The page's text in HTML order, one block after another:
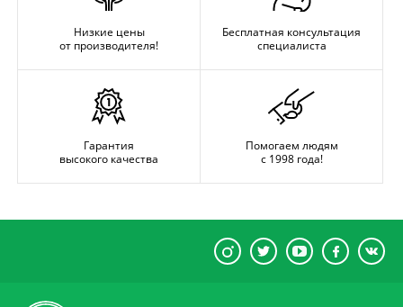
Низкие цены
от производителя!
Бесплатная консультация
специалиста
Гарантия
высокого качества
Помогаем людям
с 1998 года!